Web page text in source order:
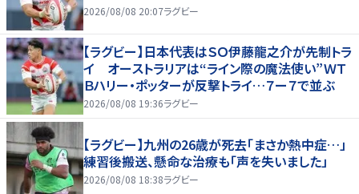
2026/08/08 20:07ラグビー
【ラグビー】日本代表はＳＯ伊藤龍之介が先制トラ
イ オーストラリアは“ライン際の魔法使い”ＷＴ
Ｂハリー・ポッターが反撃トライ…７ー７で並ぶ
2026/08/08 19:36ラグビー
【ラグビー】九州の26歳が死去「まさか熱中症…」
練習後搬送、懸命な治療も「声を失いました」
2026/08/08 18:38ラグビー